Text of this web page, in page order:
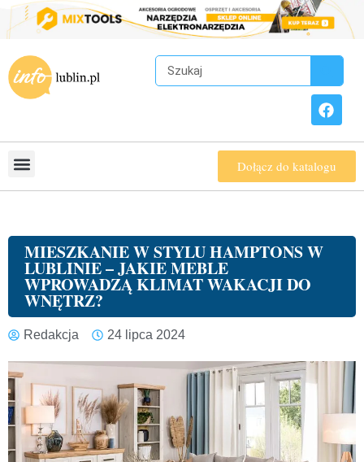
Dołącz do katalogu
MIESZKANIE W STYLU HAMPTONS W
LUBLINIE – JAKIE MEBLE
WPROWADZĄ KLIMAT WAKACJI DO
WNĘTRZ?
Redakcja 24 lipca 2024